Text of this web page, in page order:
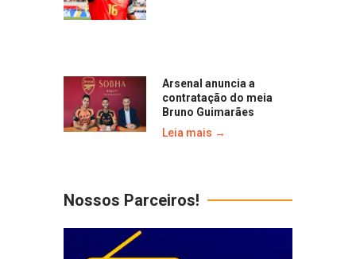
Arsenal anuncia a
contratação do meia
Bruno Guimarães
Leia mais →
Nossos Parceiros!